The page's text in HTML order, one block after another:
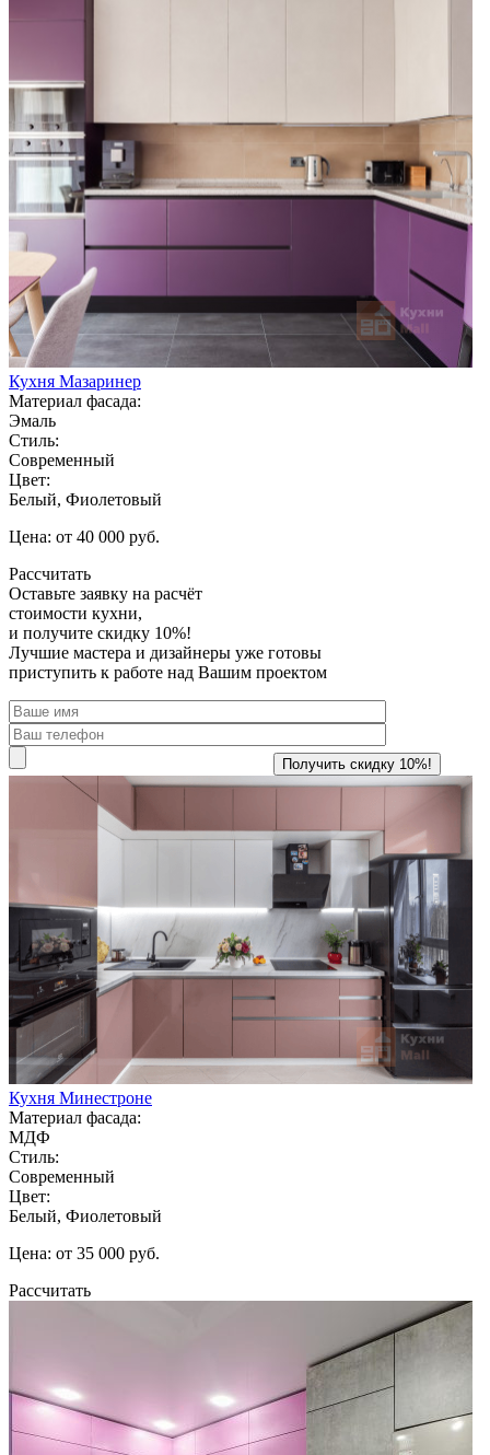
Кухня Мазаринер
Материал фасада:
Эмаль
Стиль:
Современный
Цвет:
Белый, Фиолетовый
Цена: от 40 000 руб.
Рассчитать
Оставьте заявку на расчёт
стоимости кухни,
и получите скидку 10%!
Лучшие мастера и дизайнеры уже готовы
приступить к работе над Вашим проектом
Кухня Минестроне
Материал фасада:
МДФ
Стиль:
Современный
Цвет:
Белый, Фиолетовый
Цена: от 35 000 руб.
Рассчитать